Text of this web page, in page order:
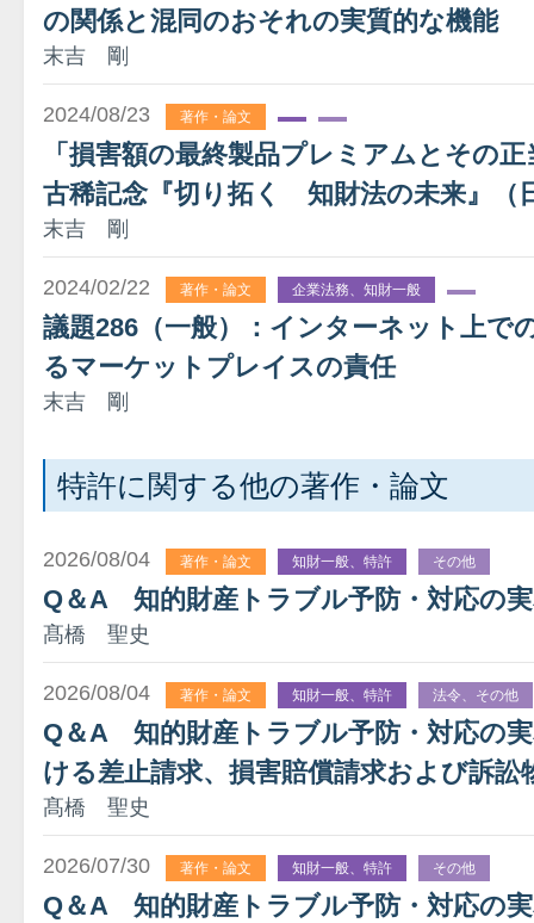
の関係と混同のおそれの実質的な機能
末吉 剛
2024/08/23 著作・論文
「損害額の最終製品プレミアムとその
古稀記念『切り拓く 知財法の未来』（
末吉 剛
2024/02/22 著作・論文 企業法務、知財一般
議題286（一般）：インターネット上で
るマーケットプレイスの責任
末吉 剛
特許に関する他の著作・論文
2026/08/04 著作・論文 知財一般、特許 その他
Q＆A 知的財産トラブル予防・対応の
髙橋 聖史
2026/08/04 著作・論文 知財一般、特許 法令、その他
Q＆A 知的財産トラブル予防・対応の
ける差止請求、損害賠償請求および訴訟
髙橋 聖史
2026/07/30 著作・論文 知財一般、特許 その他
Q＆A 知的財産トラブル予防・対応の